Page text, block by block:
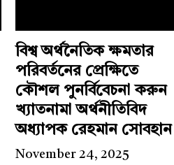
বিশ্ব অর্থনৈতিক ক্ষমতার
পরিবর্তনের প্রেক্ষিতে
কৌশল পুনর্বিবেচনা করুন
খ্যাতনামা অর্থনীতিবিদ
অধ্যাপক রেহমান সোবহান
November 24, 2025